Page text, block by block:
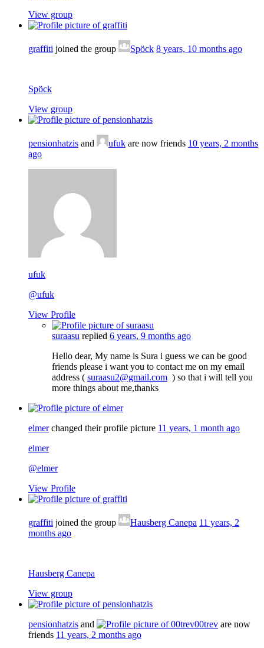
View group
graffiti joined the group Spöck 8 years, 10 months ago
Spöck
View group
pensionhatzis and ufuk are now friends 10 years, 2 months
ago
ufuk
@ufuk
View Profile
suraasu replied 6 years, 9 months ago
Hello dear, My name is Sura i guess we can be good
friends please i want you to contact me on my email
address ( suraasu2@gmail.com ) so that i will tell you
more things about me,thanks
elmerchanged their profile picture 11 years, 1 month ago
elmer
@elmer
View Profile
graffiti joined the group Hausberg Canepa 11 years, 2
months ago
Hausberg Canepa
View group
pensionhatzis and 00trev are now
friends 11 years, 2 months ago